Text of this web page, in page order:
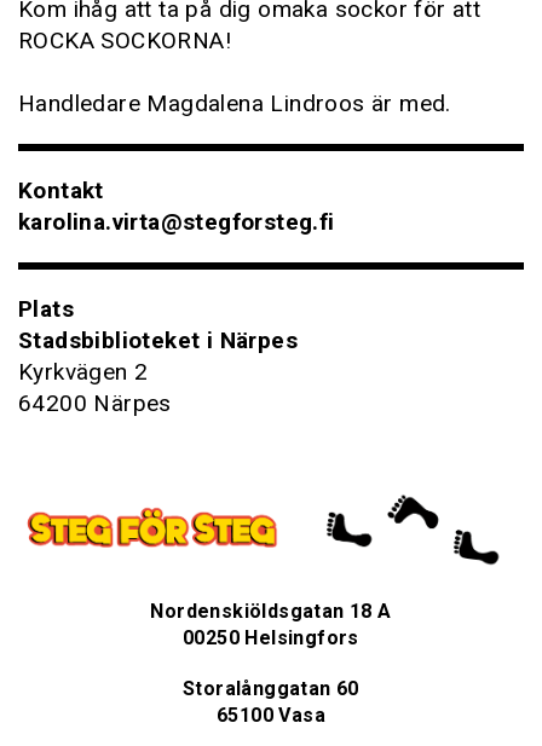
Kom ihåg att ta på dig omaka sockor för att
ROCKA SOCKORNA!
Handledare Magdalena Lindroos är med.
Kontakt
karolina.virta@stegforsteg.fi
Plats
Stadsbiblioteket i Närpes
Kyrkvägen 2
64200 Närpes
Nordenskiöldsgatan 18 A
00250 Helsingfors
Storalånggatan 60
65100 Vasa